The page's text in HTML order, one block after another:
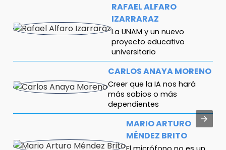
RAFAEL ALFARO
IZARRARAZ
La UNAM y un nuevo
proyecto educativo
universitario
CARLOS ANAYA MORENO
Creer que la IA nos hará
más sabios o más
dependientes
MARIO ARTURO
MÉNDEZ BRITO